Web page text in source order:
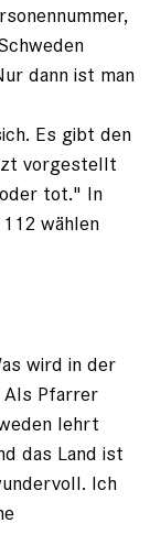
dann ist man
Es gibt den
vorgestellt
tot." In
wählen
wird in der
Als ­Pfarrer
lehrt
das Land ist
Ich